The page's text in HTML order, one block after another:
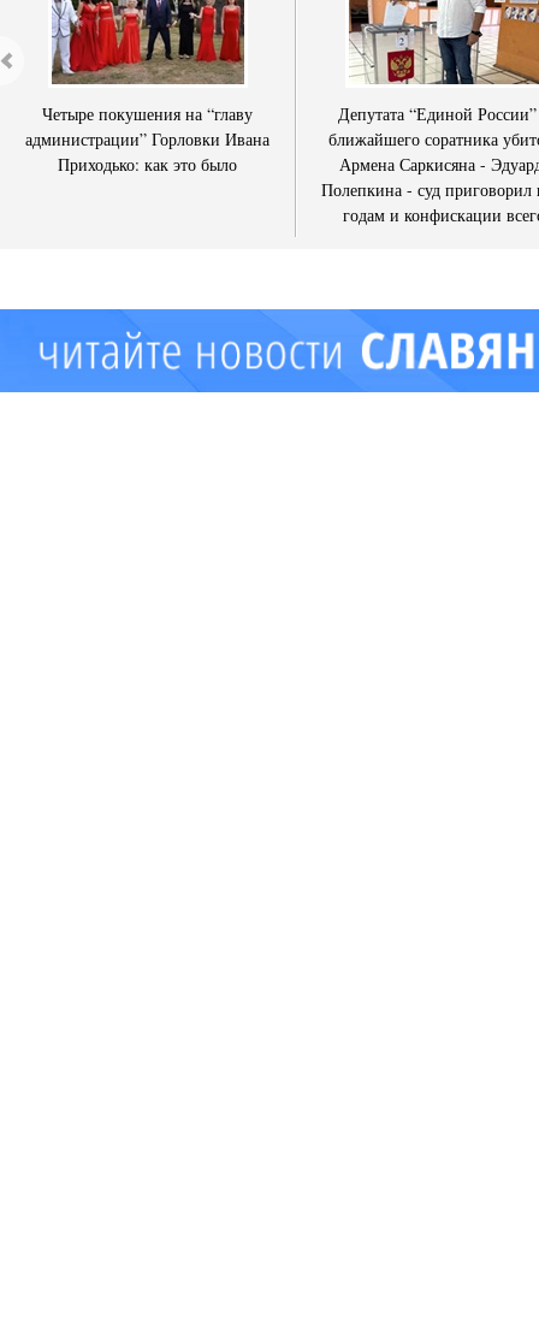
Четыре покушения на “главу
администрации” Горловки Ивана
Приходько: как это было
Депутата “Единой
ближайшего соратника
Армена Саркисяна -
Полепкина - суд приговорил
годам и конфискации